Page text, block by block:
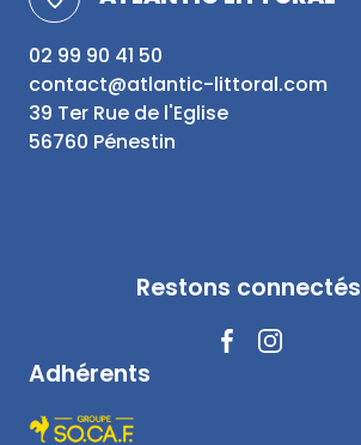
02 99 90 41 50
contact@atlantic-littoral.com
39 Ter Rue de l'Eglise
56760 Pénestin
Restons connectés
Adhérents